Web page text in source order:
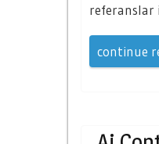
referanslar
continue